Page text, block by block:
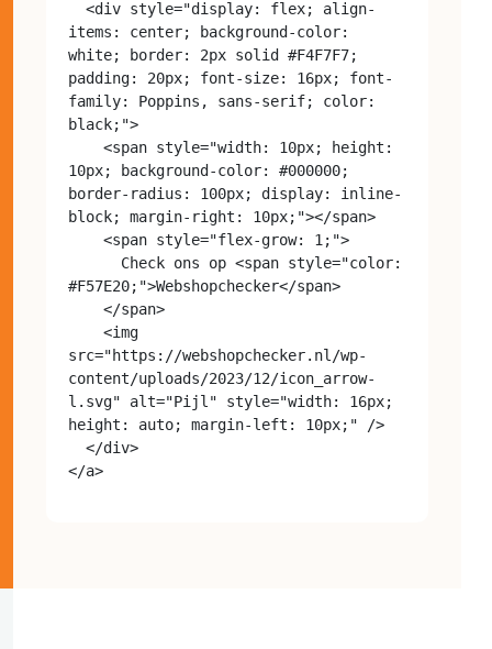
items: center; background-color:
white; border: 2px solid #F4F7F7;
padding: 20px; font-size: 16px; font-
family: Poppins, sans-serif; color:
black;">
10px; background-color: #000000;
border-radius: 100px; display: inline-
block; margin-right: 10px;"></span>
#F57E20;">Webshopchecker</span>
src="https://webshopchecker.nl/wp-
content/uploads/2023/12/icon_arrow-
l.svg" alt="Pijl" style="width: 16px;
height: auto; margin-left: 10px;" />